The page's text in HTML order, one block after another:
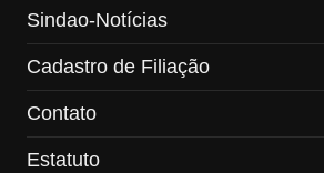
Sindao-Notícias
Cadastro de Filiação
Contato
Estatuto